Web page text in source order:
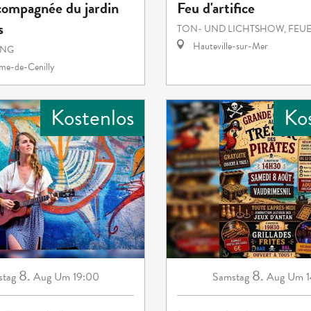
du jardin
de-Cenilly
Feu d'artifice
TON- UND LICHTSHOW,
Hauteville-sur-Mer
Kostenlos
8. Aug Um 19:00 Samstag 8. Aug Um